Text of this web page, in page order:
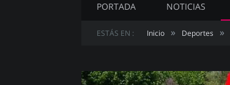
PORTADA NOTICIAS
ESTÁS EN : Inicio » Deportes »